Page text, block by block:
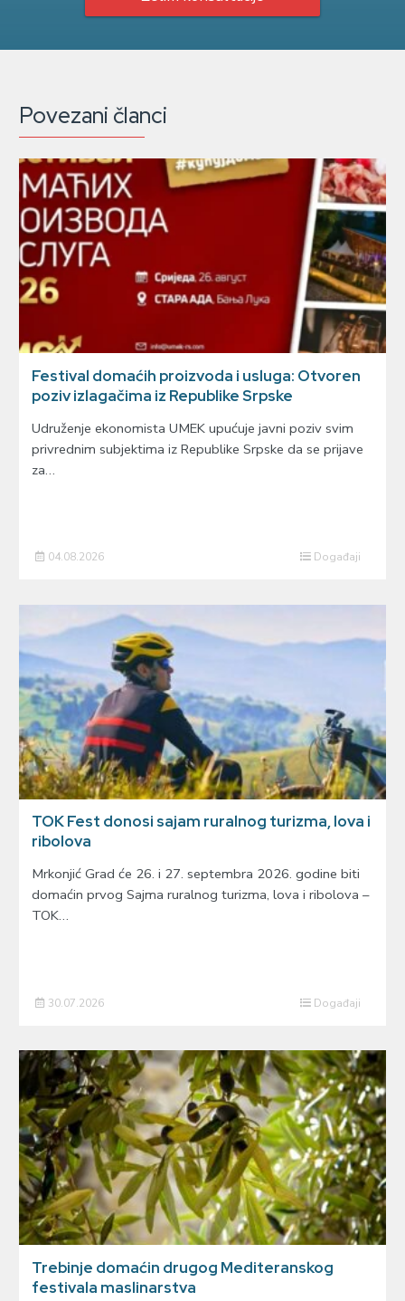
Povezani članci
Festival domaćih proizvoda i usluga: Otvoren
poziv izlagačima iz Republike Srpske
Udruženje ekonomista UMEK upućuje javni poziv svim
privrednim subjektima iz Republike Srpske da se prijave
za…
04.08.2026 Događaji
TOK Fest donosi sajam ruralnog turizma, lova i
ribolova
Mrkonjić Grad će 26. i 27. septembra 2026. godine biti
domaćin prvog Sajma ruralnog turizma, lova i ribolova –
TOK…
30.07.2026 Događaji
Trebinje domaćin drugog Mediteranskog
festivala maslinarstva